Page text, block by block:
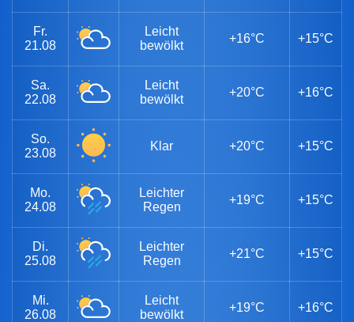
Fr.
21.08
Leicht
bewölkt
+16°C +15°C
Sa.
22.08
Leicht
bewölkt
+20°C +16°C
So.
23.08
Klar +20°C +15°C
Mo.
24.08
Leichter
Regen
+19°C +15°C
Di.
25.08
Leichter
Regen
+21°C +15°C
Mi.
26.08
Leicht
bewölkt
+19°C +16°C